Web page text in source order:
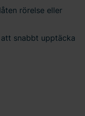
rörelse eller
snabbt upptäcka